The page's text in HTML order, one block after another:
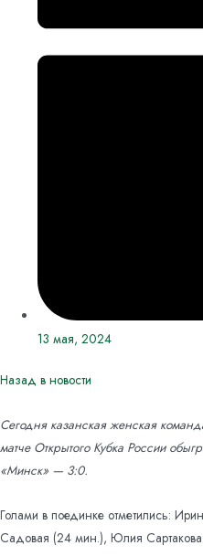
13 мая, 2024
Назад в новости
Сегодня казанская женская
матче Открытого Кубка России
«Минск» — 3:0.
Голами в поединке отметились:
Садовая (24 мин.), Юлия